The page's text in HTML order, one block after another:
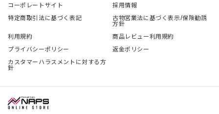
コーポレートサイト
採用情報
特定商取引法に基づく表記
古物営業法に基づく表示/保険勧誘
方針
利用規約
商品レビュー利用規約
プライバシーポリシー
返金ポリシー
カスタマーハラスメントに対する方
針